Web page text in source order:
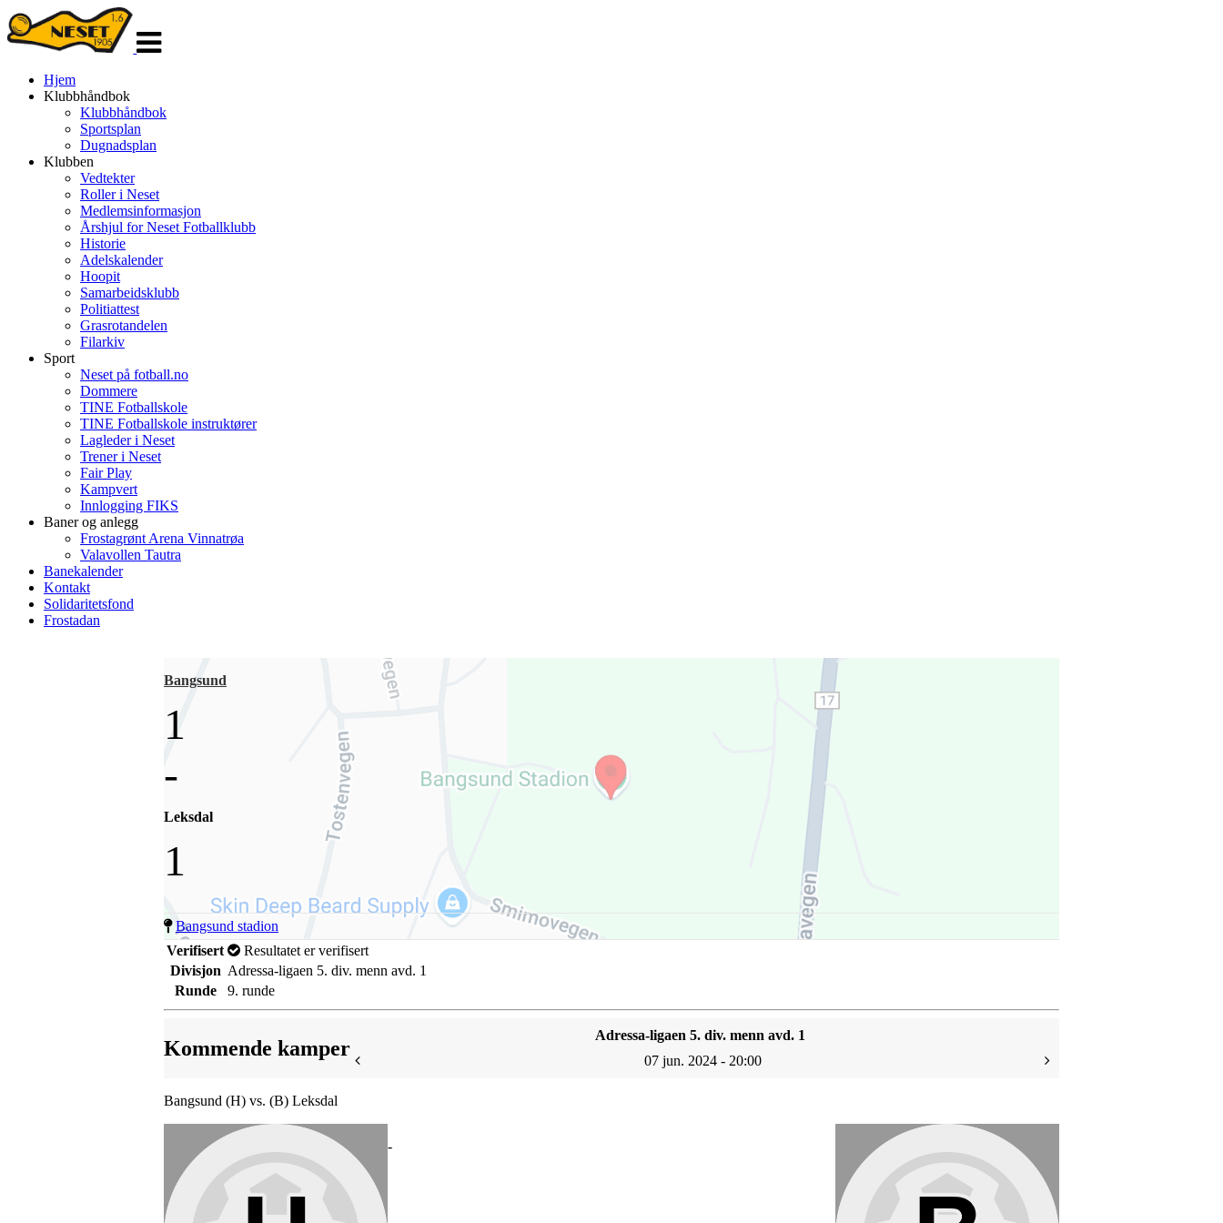
navigasjon
Hjem
Klubbhåndbok
Klubbhåndbok
Sportsplan
Dugnadsplan
Klubben
Vedtekter
Roller i Neset
Medlemsinformasjon
Årshjul for Neset Fotballklubb
Historie
Adelskalender
Hoopit
Samarbeidsklubb
Politiattest
Grasrotandelen
Filarkiv
Sport
Neset på fotball.no
Dommere
TINE Fotballskole
TINE Fotballskole instruktører
Lagleder i Neset
Trener i Neset
Fair Play
Kampvert
Innlogging FIKS
Baner og anlegg
Frostagrønt Arena Vinnatrøa
Valavollen Tautra
Banekalender
Kontakt
Solidaritetsfond
Frostadan
Bangsund
1
-
Leksdal
1
Bangsund stadion
Verifisert
Resultatet er verifisert
Divisjon Adressa-ligaen 5. div. menn avd. 1
Runde
9. runde
Kommende kamper
Adressa-ligaen 5. div. menn avd. 1
07 jun. 2024 - 20:00
Bangsund (H) vs. (B) Leksdal
-